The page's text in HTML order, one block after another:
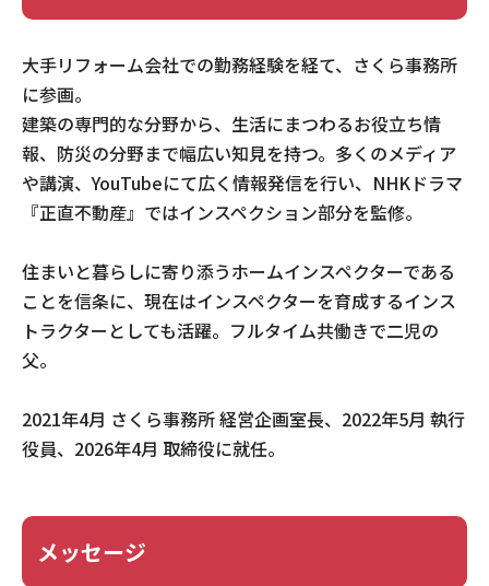
大手リフォーム会社での勤務経験を経て、さくら事務所
に参画。
建築の専門的な分野から、生活にまつわるお役立ち情
報、防災の分野まで幅広い知見を持つ。多くのメディア
や講演、YouTubeにて広く情報発信を行い、NHKドラマ
『正直不動産』ではインスペクション部分を監修。
住まいと暮らしに寄り添うホームインスペクターである
ことを信条に、現在はインスペクターを育成するインス
トラクターとしても活躍。フルタイム共働きで二児の
父。
2021年4月 さくら事務所 経営企画室長、2022年5月 執行
役員、2026年4月 取締役に就任。
メッセージ